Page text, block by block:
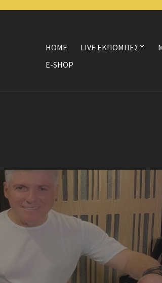
HOME LIVE ΕΚΠΟΜΠΕΣ
E-SHOP